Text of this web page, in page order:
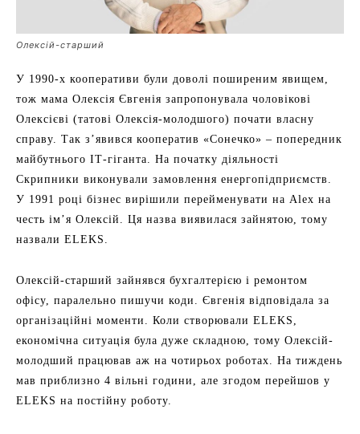
Олексій-старший
У 1990-х кооперативи були доволі поширеним явищем,
тож мама Олексія Євгенія запропонувала чоловікові
Олексієві (татові Олексія-молодшого) почати власну
справу. Так з’явився кооператив «Сонечко» – попередник
майбутнього ІТ-гіганта. На початку діяльності
Скрипники виконували замовлення енергопідприємств.
У 1991 році бізнес вирішили перейменувати на Alex на
честь ім’я Олексій. Ця назва виявилася зайнятою, тому
назвали ELEKS.
Олексій-старший зайнявся бухгалтерією і ремонтом
офісу, паралельно пишучи коди. Євгенія відповідала за
організаційні моменти. Коли створювали ELEKS,
економічна ситуація була дуже складною, тому Олексій-
молодший працював аж на чотирьох роботах. На тиждень
мав приблизно 4 вільні години, але згодом перейшов у
ELEKS на постійну роботу.